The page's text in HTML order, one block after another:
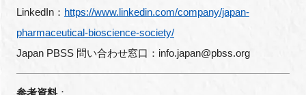
LinkedIn： https://www.linkedin.com/company/japan-
pharmaceutical-bioscience-society/
Japan PBSS 問い合わせ窓口：info.japan@pbss.org